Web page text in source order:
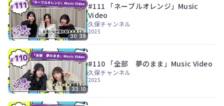
30:39
#111 「ネーブルオレンジ」Music
Video
久保チャンネル
2025
33:10
#110 「全部 夢のまま」Music Video
久保チャンネル
2025